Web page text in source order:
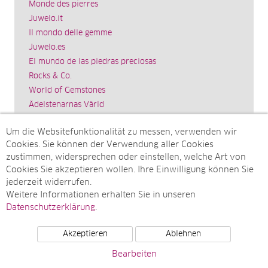
Monde des pierres
Juwelo.it
Il mondo delle gemme
Juwelo.es
El mundo de las piedras preciosas
Rocks & Co.
World of Gemstones
Ädelstenarnas Värld
Impressum
SITEMAP
Monatsarchive
Top-Artikel
© Juwelo Deutschland GmbH (ein Tochterunternehmen der
Um die Websitefunktionalität zu messen, verwenden wir
Cookies. Sie können der Verwendung aller Cookies
zustimmen, widersprechen oder einstellen, welche Art von
Cookies Sie akzeptieren wollen. Ihre Einwilligung können Sie
jederzeit widerrufen.
Weitere Informationen erhalten Sie in unseren
Datenschutzerklärung.
Akzeptieren Ablehnen
Bearbeiten